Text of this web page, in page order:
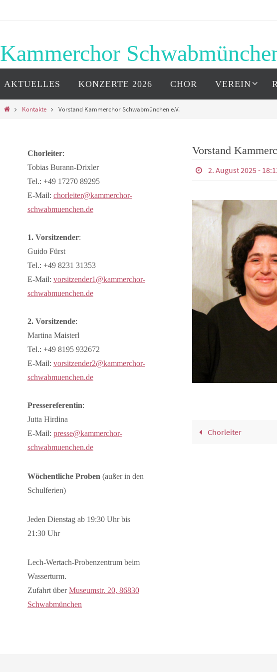
Kammerchor
Inhalt
springen
AKTUELLES KONZERTE 2026 CHOR VEREIN
StartKontakte Vorstand Kammerchor Schwabmünchen e.V.
Vorstand
2. August 2025 -
Chorleiter
Chorleiter:
Tobias Burann-Drixler
Tel.: +49 17270 89295
E-Mail: chorleiter@kammerchor-
schwabmuenchen.de
1. Vorsitzender:
Guido Fürst
Tel.: +49 8231 31353
E-Mail: vorsitzender1@kammerchor-
schwabmuenchen.de
2. Vorsitzende:
Martina Maisterl
Tel.: +49 8195 932672
E-Mail: vorsitzender2@kammerchor-
schwabmuenchen.de
Pressereferentin:
Jutta Hirdina
E-Mail: presse@kammerchor-
schwabmuenchen.de
Wöchentliche Proben (außer in den
Schulferien)
Jeden Dienstag ab 19:30 Uhr bis
21:30 Uhr
Lech-Wertach-Probenzentrum beim
Wasserturm.
Zufahrt überMuseumstr. 20, 86830
Schwabmünchen